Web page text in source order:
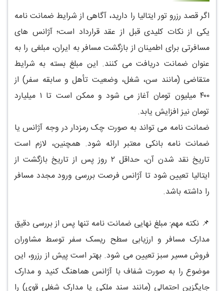
اگر قصد رزرو تور ایتالیا را دارید، آگاهی از شرایط ضمانت نامه
یکی از نکات کلیدی قبل از عقد قرارداد است؛ آژانس های
مسافرتی برای اطمینان از بازگشت مسافر به ایران، مبلغی را به
عنوان ضمانت دریافت می کنند. این مبلغ بسته به شرایط
متقاضی (مانند سن، شغل، وضعیت تأهل و سابقه سفر) از
۴۰۰ میلیون تومان آغاز می شود و ممکن است تا ۱ میلیارد
تومان نیز افزایش یابد.
ضمانت نامه می تواند به صورت چک رمزدار در وجه آژانس یا
ضمانت نامه بانکی معتبر ارائه شود. همچنین، لازم است
تاریخ نقد شدن آن، حداقل ۲ روز پس از تاریخ بازگشت از
ایتالیا تعیین شود تا آژانس فرصت بررسی ورود مجدد مسافر
را داشته باشد.
📌 نکته مهم: مبلغ نهایی ضمانت نامه تنها پس از بررسی دقیق
مدارک مسافر و ارزیابی سطح ریسک سفر توسط مشاوران
فروش مسیر سبز تعیین می شود. بهتر است پیش از رزرو، این
موضوع را به صورت شفاف با آژانس هماهنگ کنید و مدارک
جایگزین احتمالی (مانند سند ملکی یا مدارک شغلی قوی) را